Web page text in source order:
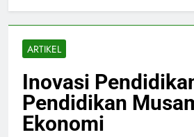
ARTIKEL
Inovasi
Pendidikan
Ekonomi